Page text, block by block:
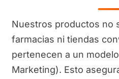
Nuestros productos no
farmacias ni tiendas
pertenecen a un
Marketing). Esto